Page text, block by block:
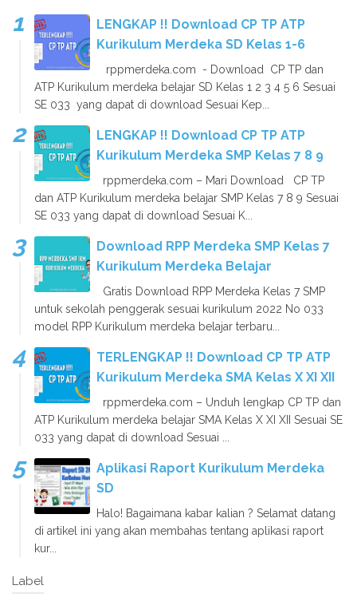
LENGKAP !! Download CP TP ATP
Kurikulum Merdeka SD Kelas 1-6
rppmerdeka.com - Download CP TP dan
ATP Kurikulum merdeka belajar SD Kelas 1 2 3 4 5 6 Sesuai
SE 033 yang dapat di download Sesuai Kep...
LENGKAP !! Download CP TP ATP
Kurikulum Merdeka SMP Kelas 7 8 9
rppmerdeka.com – Mari Download CP TP
dan ATP Kurikulum merdeka belajar SMP Kelas 7 8 9 Sesuai
SE 033 yang dapat di download Sesuai K...
Download RPP Merdeka SMP Kelas 7
Kurikulum Merdeka Belajar
Gratis Download RPP Merdeka Kelas 7 SMP
untuk sekolah penggerak sesuai kurikulum 2022 No 033
model RPP Kurikulum merdeka belajar terbaru...
TERLENGKAP !! Download CP TP ATP
Kurikulum Merdeka SMA Kelas X XI XII
rppmerdeka.com – Unduh lengkap CP TP dan
ATP Kurikulum merdeka belajar SMA Kelas X XI XII Sesuai SE
033 yang dapat di download Sesuai ...
Aplikasi Raport Kurikulum Merdeka
SD
Halo! Bagaimana kabar kalian ? Selamat datang
di artikel ini yang akan membahas tentang aplikasi raport
kur...
Label